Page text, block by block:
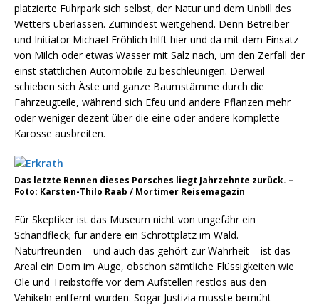
platzierte Fuhrpark sich selbst, der Natur und dem Unbill des
Wetters überlassen. Zumindest weitgehend. Denn Betreiber
und Initiator Michael Fröhlich hilft hier und da mit dem Einsatz
von Milch oder etwas Wasser mit Salz nach, um den Zerfall der
einst stattlichen Automobile zu beschleunigen. Derweil
schieben sich Äste und ganze Baumstämme durch die
Fahrzeugteile, während sich Efeu und andere Pflanzen mehr
oder weniger dezent über die eine oder andere komplette
Karosse ausbreiten.
Das letzte Rennen dieses Porsches liegt Jahrzehnte zurück. –
Foto: Karsten-Thilo Raab / Mortimer Reisemagazin
Für Skeptiker ist das Museum nicht von ungefähr ein
Schandfleck; für andere ein Schrottplatz im Wald.
Naturfreunden – und auch das gehört zur Wahrheit – ist das
Areal ein Dorn im Auge, obschon sämtliche Flüssigkeiten wie
Öle und Treibstoffe vor dem Aufstellen restlos aus den
Vehikeln entfernt wurden. Sogar Justizia musste bemüht